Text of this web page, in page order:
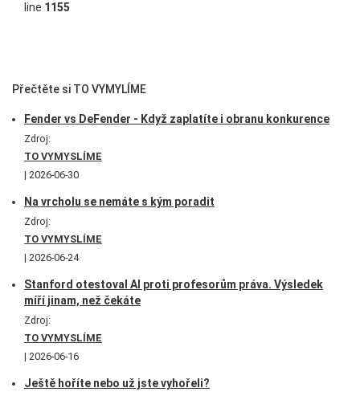
line 1155
Přečtěte si TO VYMYLÍME
Fender vs DeFender - Když zaplatíte i obranu konkurence
Zdroj:
TO VYMYSLÍME
2026-06-30
Na vrcholu se nemáte s kým poradit
Zdroj:
TO VYMYSLÍME
2026-06-24
Stanford otestoval AI proti profesorům práva. Výsledek
míří jinam, než čekáte
Zdroj:
TO VYMYSLÍME
2026-06-16
Ještě hoříte nebo už jste vyhořeli?